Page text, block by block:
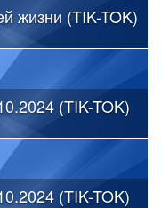
жизни (TIK-TOK)
(TIK-TOK)
(TIK-TOK)